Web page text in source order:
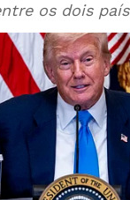
os dois